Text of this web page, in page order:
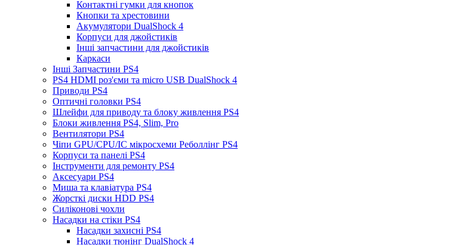
Контактні гумки для кнопок
Кнопки та хрестовини
Акумулятори DualShock 4
Корпуси для джойстиків
Інші запчастини для джойстиків
Каркаси
Інші Запчастини PS4
PS4 HDMI роз'єми та micro USB DualShock 4
Приводи PS4
Оптичні головки PS4
Шлейфи для приводу та блоку живлення PS4
Блоки живлення PS4, Slim, Pro
Вентилятори PS4
Чіпи GPU/CPU/IC мікросхеми Реболлінг PS4
Корпуси та панелі PS4
Інструменти для ремонту PS4
Аксесуари PS4
Миша та клавіатура PS4
Жорсткі диски HDD PS4
Силіконові чохли
Насадки на стіки PS4
Насадки захисні PS4
Насадки тюнінг DualShock 4